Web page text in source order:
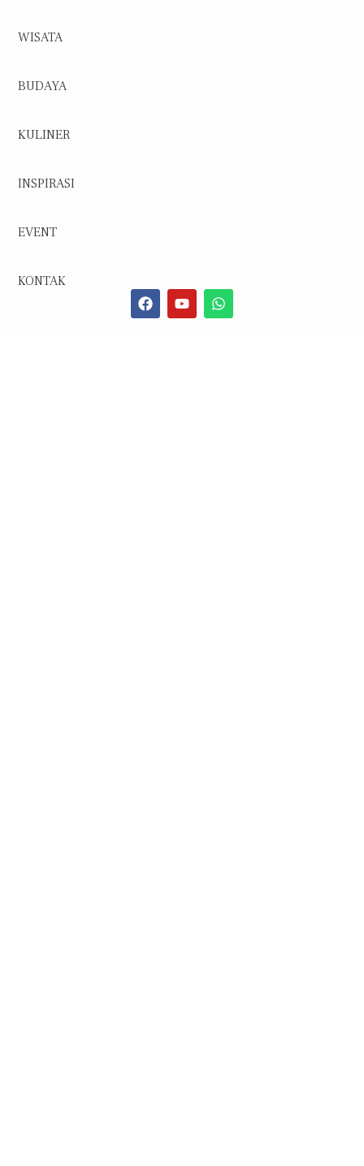
WISATA
BUDAYA
KULINER
INSPIRASI
EVENT
KONTAK